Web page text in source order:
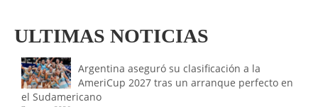
ULTIMAS NOTICIAS
Argentina aseguró su clasificación a la
AmeriCup 2027 tras un arranque perfecto en
el Sudamericano